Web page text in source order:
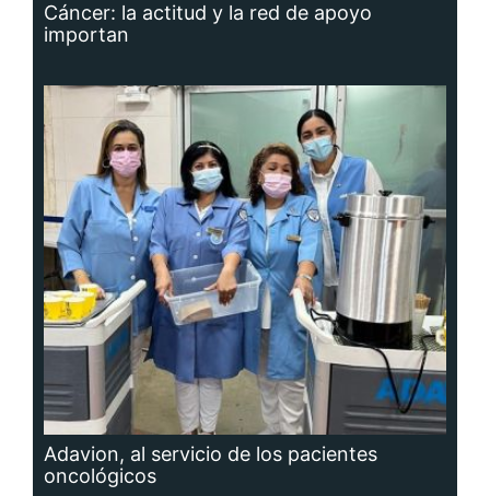
Cáncer: la actitud y la red de apoyo
importan
Adavion, al servicio de los pacientes
oncológicos